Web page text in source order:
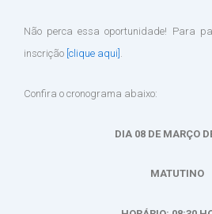
Não perca essa oportunidade! Para
inscrição [clique aqui] .
Confira o cronograma abaixo:
DIA 08 DE MARÇO
MATUTINO